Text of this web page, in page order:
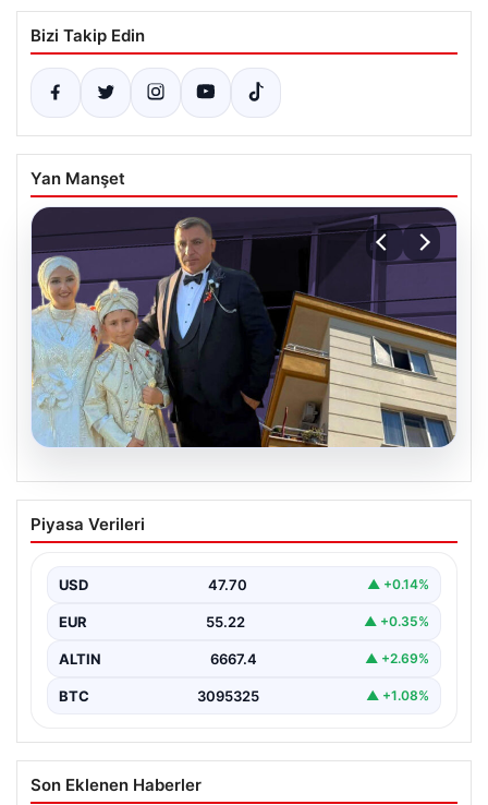
Bizi Takip Edin
Yan Manşet
Çanakkale’de böcek ilaçlaması felakete
dönüştü. Yusuf öldü, annesi yoğun
Piyasa Verileri
USD 47.70 ▲ +0.14%
EUR 55.22 ▲ +0.35%
ALTIN 6667.4 ▲ +2.69%
BTC 3095325 ▲ +1.08%
Son Eklenen Haberler